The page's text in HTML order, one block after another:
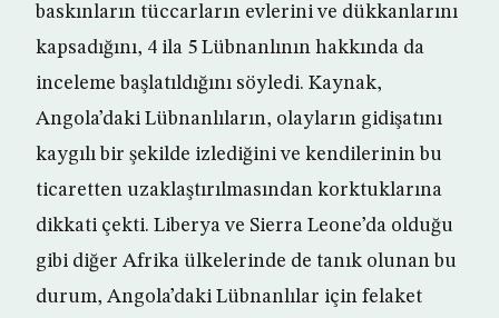
baskınların tüccarların evlerini ve dükkanlarını
kapsadığını, 4 ila 5 Lübnanlının hakkında da
inceleme başlatıldığını söyledi. Kaynak,
Angola’daki Lübnanlıların, olayların gidişatını
kaygılı bir şekilde izlediğini ve kendilerinin bu
ticaretten uzaklaştırılmasından korktuklarına
dikkati çekti. Liberya ve Sierra Leone’da olduğu
gibi diğer Afrika ülkelerinde de tanık olunan bu
durum, Angola’daki Lübnanlılar için felaket